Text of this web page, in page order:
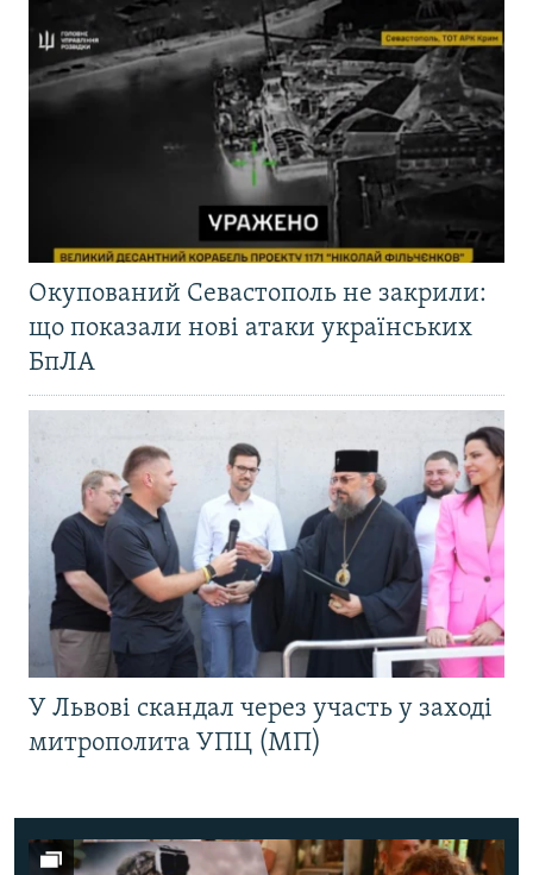
Окупований Севастополь не закрили:
що показали нові атаки українських
БпЛА
У Львові скандал через участь у заході
митрополита УПЦ (МП)